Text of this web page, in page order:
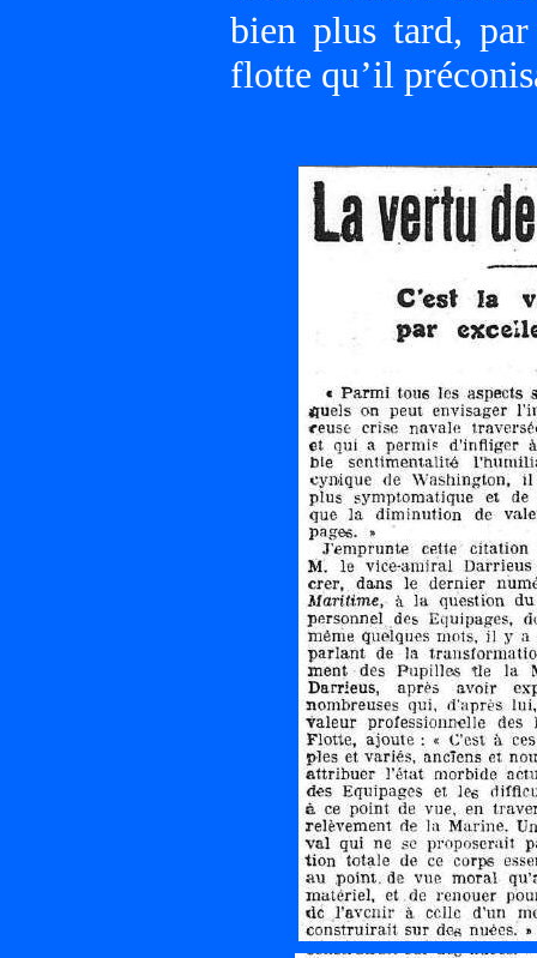
bien plus tard,
flotte qu’il